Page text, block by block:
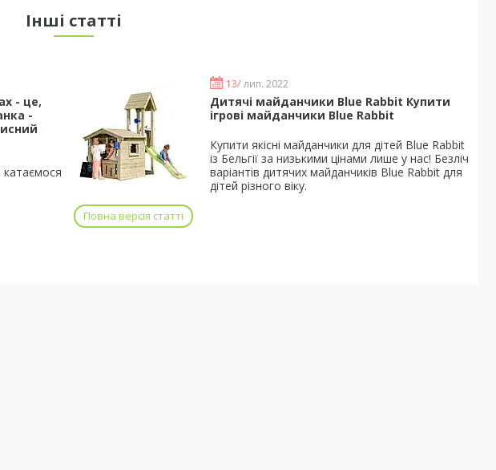
Інші статті
- це,
-
катаємося
13/ лип. 2022
Дитячі майданчики Blue Rabbit Купити
ігрові майданчики Blue Rabbit
Купити якісні майданчики для дітей Blue Rabbit
із Бельгії за низькими цінами лише у нас! Безліч
варіантів дитячих майданчиків Blue Rabbit для
дітей різного віку.
Повна версія статті